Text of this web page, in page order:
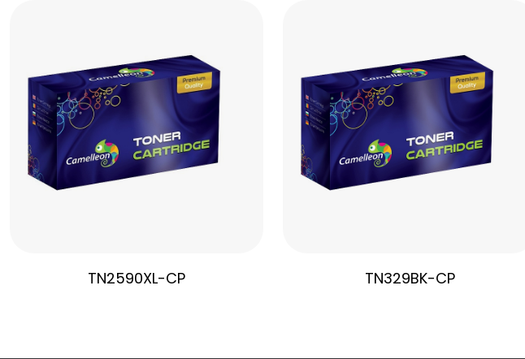
TN2590XL-CP TN329BK-CP